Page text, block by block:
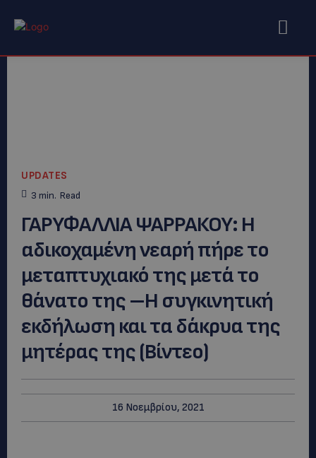
UPDATES
3 min. Read
ΓΑΡΥΦΑΛΛΙΑ ΨΑΡΡΑΚΟΥ: H
αδικοχαμένη νεαρή πήρε το
μεταπτυχιακό της μετά το
θάνατο της –Η συγκινητική
εκδήλωση και τα δάκρυα της
μητέρας της (Βίντεο)
16 Νοεμβρίου, 2021